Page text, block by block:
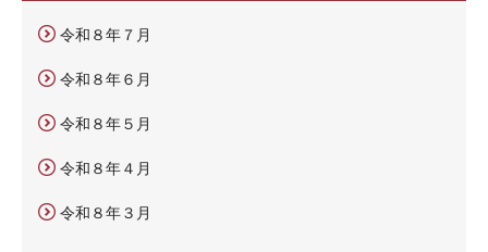
令和８年７月
令和８年６月
令和８年５月
令和８年４月
令和８年３月